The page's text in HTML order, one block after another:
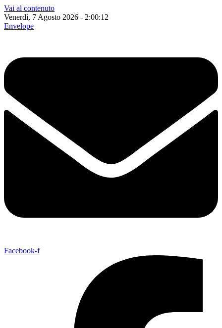
Vai al contenuto
Venerdì, 7 Agosto 2026 - 2:00:13
Envelope
Facebook-f